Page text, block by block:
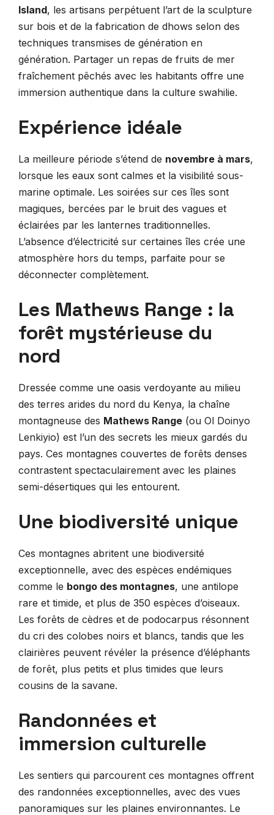
Island, les artisans perpétuent l’art de la sculpture
sur bois et de la fabrication de dhows selon des
techniques transmises de génération en
génération. Partager un repas de fruits de mer
fraîchement pêchés avec les habitants offre une
immersion authentique dans la culture swahilie.
Expérience idéale
La meilleure période s’étend de novembre à mars,
lorsque les eaux sont calmes et la visibilité sous-
marine optimale. Les soirées sur ces îles sont
magiques, bercées par le bruit des vagues et
éclairées par les lanternes traditionnelles.
L’absence d’électricité sur certaines îles crée une
atmosphère hors du temps, parfaite pour se
déconnecter complètement.
Les Mathews Range : la
forêt mystérieuse du
nord
Dressée comme une oasis verdoyante au milieu
des terres arides du nord du Kenya, la chaîne
montagneuse des Mathews Range (ou Ol Doinyo
Lenkiyio) est l’un des secrets les mieux gardés du
pays. Ces montagnes couvertes de forêts denses
contrastent spectaculairement avec les plaines
semi-désertiques qui les entourent.
Une biodiversité unique
Ces montagnes abritent une biodiversité
exceptionnelle, avec des espèces endémiques
comme le bongo des montagnes, une antilope
rare et timide, et plus de 350 espèces d’oiseaux.
Les forêts de cèdres et de podocarpus résonnent
du cri des colobes noirs et blancs, tandis que les
clairières peuvent révéler la présence d’éléphants
de forêt, plus petits et plus timides que leurs
cousins de la savane.
Randonnées et
immersion culturelle
Les sentiers qui parcourent ces montagnes offrent
des randonnées exceptionnelles, avec des vues
panoramiques sur les plaines environnantes. Le